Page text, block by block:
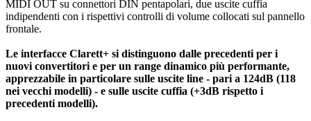
MIDI OUT su connettori DIN pentapolari, due uscite cuffia
indipendenti con i rispettivi controlli di volume collocati sul pannello
frontale.
Le interfacce Clarett+ si distinguono dalle precedenti per i
nuovi convertitori e per un range dinamico più performante,
apprezzabile in particolare sulle uscite line - pari a 124dB (118
nei vecchi modelli) - e sulle uscite cuffia (+3dB rispetto i
precedenti modelli).